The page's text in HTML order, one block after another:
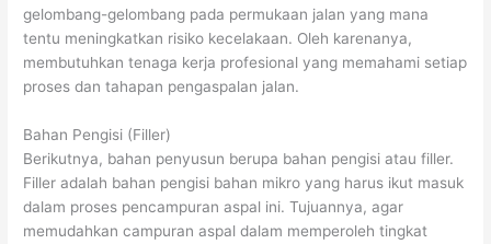
gelombang-gelombang pada permukaan jalan yang mana
tentu meningkatkan risiko kecelakaan. Oleh karenanya,
membutuhkan tenaga kerja profesional yang memahami setiap
proses dan tahapan pengaspalan jalan.
Bahan Pengisi (Filler)
Berikutnya, bahan penyusun berupa bahan pengisi atau filler.
Filler adalah bahan pengisi bahan mikro yang harus ikut masuk
dalam proses pencampuran aspal ini. Tujuannya, agar
memudahkan campuran aspal dalam memperoleh tingkat